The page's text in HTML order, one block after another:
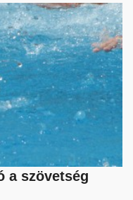
a szövetség